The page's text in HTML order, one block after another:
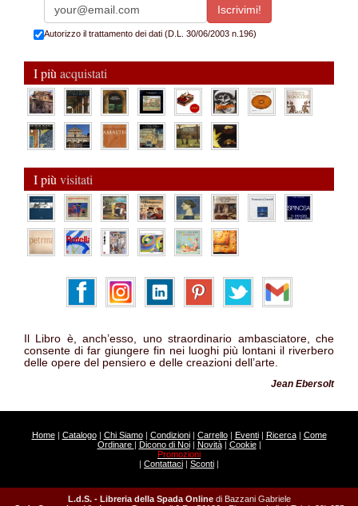
Autorizzo il trattamento dei dati (D.L. 30/06/2003 n.196)
I più acquistati
I più visitati
Il Libro è, anch’esso, uno straordinario ambasciatore, che
consente di far giungere fin nei luoghi più lontani il riverbero
delle opere del pensiero e delle creazioni dell’arte.
Jean Ebersolt
Home| Catalogo| Chi Siamo| Condizioni| Carrello| Eventi| Ricerca| Come
Ordinare | Dicono di Noi| Novità| Cookie|
Promozioni
| Contattaci | Sconti |
L.d.S. - Libreria della Spada Online di Bazzani Gabriele